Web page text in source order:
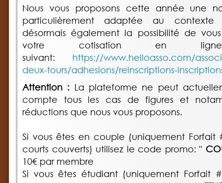
Nous vous proposons cette année une
particulièrement adaptée au
désormais également la possibilité de
votre cotisation en
suivant: https://www.helloasso.com/
deux-tours/adhesions/reinscriptions-
Attention : La plateforme ne peut
compte tous les cas de figures et
réductions que nous vous proposons.
Si vous êtes en couple (uniquement
courts couverts) utilisez le code promo: "
10€ par membre
Si vous êtes étudiant (uniquement Forfait